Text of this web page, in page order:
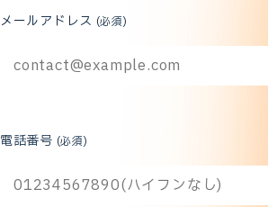
メールアドレス (必須)
電話番号 (必須)